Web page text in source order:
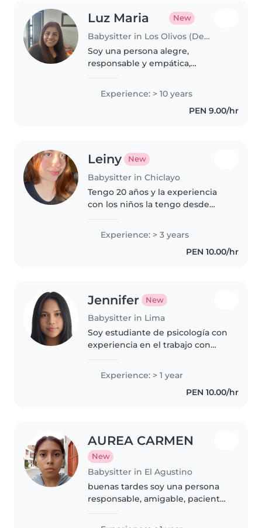
Luz Maria New
Babysitter in Los Olivos (Departamento de Lima)
Soy una persona alegre,
responsable y empática,
cumplimiento eficiente de mis
funciones,me caracterizo por
Experience: > 10 years
PEN 9.00/hr
Leiny New
Babysitter in Chiclayo
Tengo 20 años y la experiencia
con los niños la tengo desde
amor y la paciencia hacia los
niños es algo no negociable en
Experience: > 3 years
PEN 10.00/hr
Jennifer New
Babysitter in Lima
Soy estudiante de psicología con
experiencia en el trabajo con
desarrollar habilidades para
comprender sus necesidades
emocionales, conductuales y de..
Experience: > 1 year
PEN 10.00/hr
AUREA CARMEN
New
Babysitter in El Agustino
buenas tardes soy una persona
responsable, amigable, paciente,
cuidado de niños más que todo